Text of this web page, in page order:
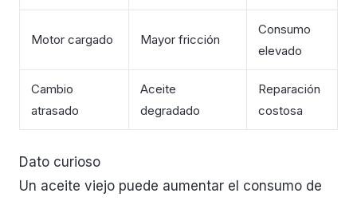
Motor cargado Mayor fricción
Consumo
elevado
Cambio
atrasado
Aceite
degradado
Reparación
costosa
Dato curioso
Un aceite viejo puede aumentar el consumo de